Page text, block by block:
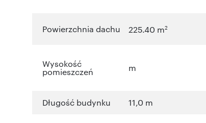
Powierzchnia dachu 225.40 m2
Wysokość
pomieszczeń m
Długość budynku 11,0 m